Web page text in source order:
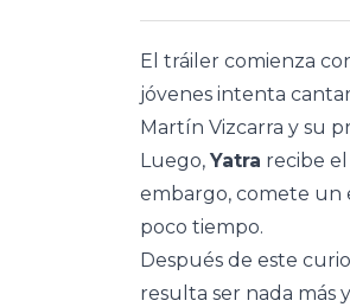
El tráiler comienza
jóvenes intenta
Martín Vizcarra y su
Luego, Yatra recibe
embargo, comete un
poco tiempo.
Después de este
resulta ser nada más